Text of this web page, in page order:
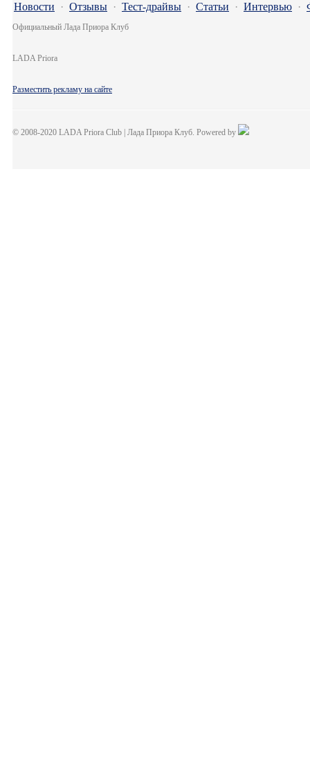
Новости · Отзывы · Тест-драйвы · Статьи · Интервью ·
Официальный Лада Приора Клуб
LADA Priora
Разместить рекламу на сайте
© 2008-2020 LADA Priora Club | Лада Приора Клуб. Powered by